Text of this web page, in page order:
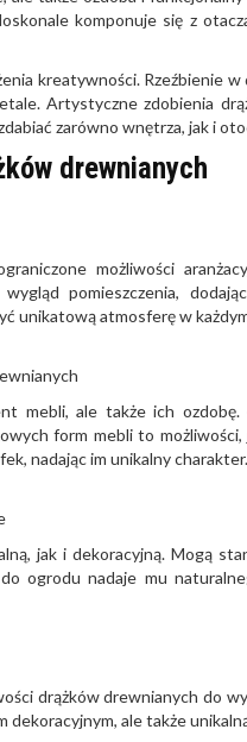
komponuje się z
kreatywności. Rzeźbienie
Artystyczne zdobienia
zarówno wnętrza, jak i
drewnianych
możliwości
pomieszczenia,
unikatową atmosferę w
mebli, ale także ich
form mebli to
nadając im unikalny charakter.
jak i dekoracyjną. Mogą
ogrodu nadaje mu
drążków drewnianych do
ale także